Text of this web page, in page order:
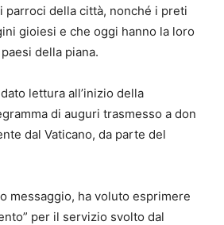
della città, nonché i preti
gioiesi e che oggi hanno la loro
della piana.
lettura all’inizio della
di auguri trasmesso a don
dal Vaticano, da parte del
messaggio, ha voluto esprimere
per il servizio svolto dal